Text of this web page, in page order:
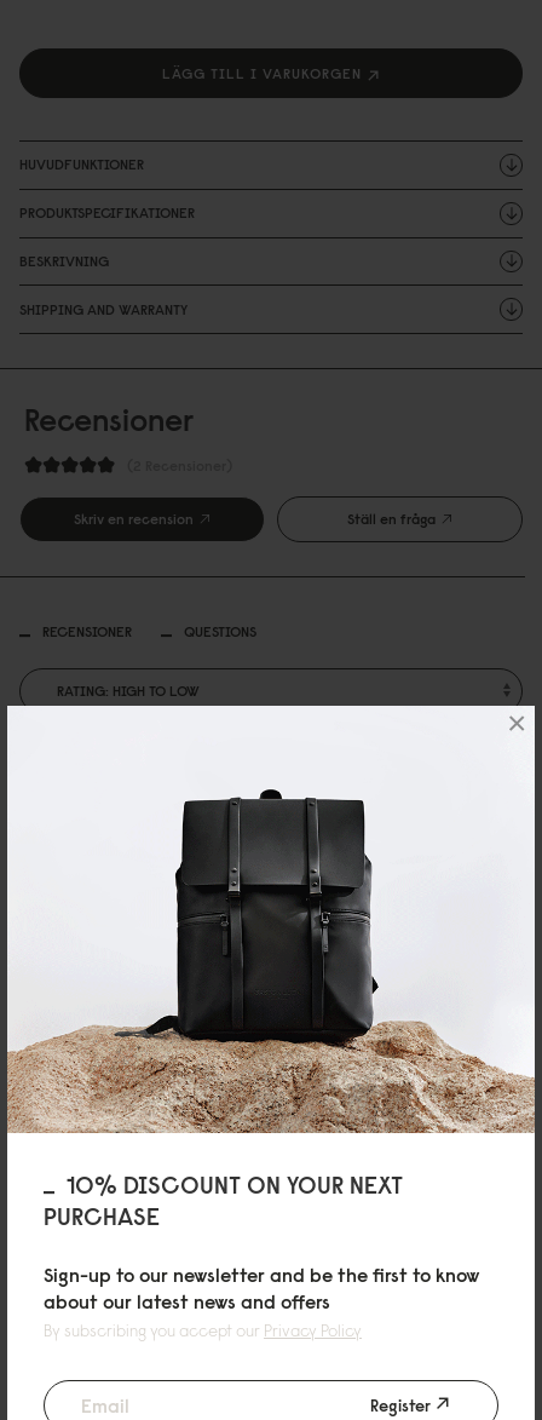
10% DISCOUNT ON YOUR NEXT
PURCHASE
Sign-up to our newsletter and be the first to know
about our latest news and offers
By subscribing you accept our Privacy Policy
Register
×
LÄGG TILL I VARUKORGEN
HUVUDFUNKTIONER
PRODUKTSPECIFIKATIONER
BESKRIVNING
SHIPPING AND WARRANTY
Recensioner
Skriv en recension Ställ en fråga
RECENSIONER QUESTIONS
Lightweight DuoSeal Backpack 14 （ライトウ
ェイトデュオシールバックパック14”） ブラッ
防水性が高く梅雨の日々の日常使いとしてとても良いです。
Lightweight DuoSeal Backpack - 14"
Black
19/06/2025
橘由紀子
Lightweight DuoSeal Backpack 14 （ライトウ
ェイトデュオシールバックパック14”） ブラッ
雨の日に使用しましたが全然濡れませんでした。期待通りで良かったです。
Reviewed on: Lightweight DuoSeal Backpack - 14"